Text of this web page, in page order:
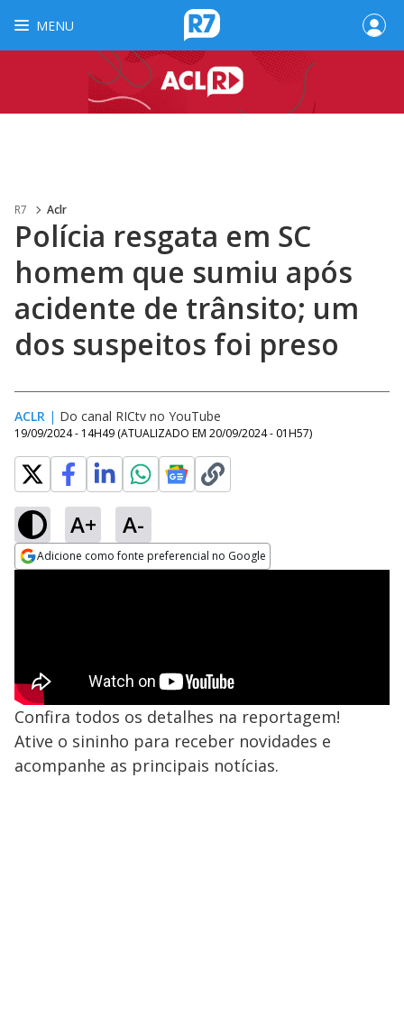
MENU
R7 Aclr
Polícia resgata em SC
homem que sumiu após
acidente de trânsito; um
dos suspeitos foi preso
ACLR | Do canal RICtv no YouTube
19/09/2024 - 14H49 (ATUALIZADO EM 20/09/2024 - 01H57)
A+ A-
Adicione como fonte preferencial no Google
Confira todos os detalhes na reportagem!
Ative o sininho para receber novidades e
acompanhe as principais notícias.